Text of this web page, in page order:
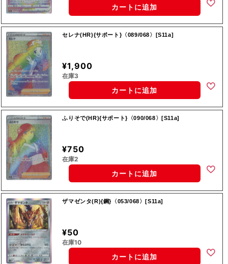
カートに追加
セレナ(HR){サポート}〈089/068〉[S11a]
¥1,900
在庫3
カートに追加
ふりそで(HR){サポート}〈090/068〉[S11a]
¥750
在庫2
カートに追加
ザマゼンタ(R){鋼}〈053/068〉[S11a]
¥50
在庫10
カートに追加